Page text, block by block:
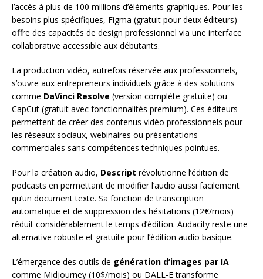
l’accès à plus de 100 millions d’éléments graphiques. Pour les
besoins plus spécifiques, Figma (gratuit pour deux éditeurs)
offre des capacités de design professionnel via une interface
collaborative accessible aux débutants.
La production vidéo, autrefois réservée aux professionnels,
s’ouvre aux entrepreneurs individuels grâce à des solutions
comme DaVinci Resolve (version complète gratuite) ou
CapCut (gratuit avec fonctionnalités premium). Ces éditeurs
permettent de créer des contenus vidéo professionnels pour
les réseaux sociaux, webinaires ou présentations
commerciales sans compétences techniques pointues.
Pour la création audio, Descript révolutionne l’édition de
podcasts en permettant de modifier l’audio aussi facilement
qu’un document texte. Sa fonction de transcription
automatique et de suppression des hésitations (12€/mois)
réduit considérablement le temps d’édition. Audacity reste une
alternative robuste et gratuite pour l’édition audio basique.
L’émergence des outils de génération d’images par IA
comme Midjourney (10$/mois) ou DALL-E transforme